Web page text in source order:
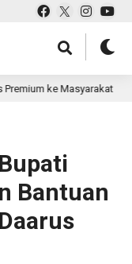
Masyarakat 7
Bantuan